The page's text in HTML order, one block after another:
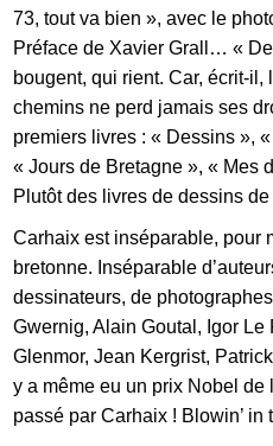
73, tout va bien », avec le
Préface de Xavier Grall… «
bougent, qui rient. Car, écrit-il,
chemins ne perd jamais ses
premiers livres : « Dessins »,
« Jours de Bretagne », « Mes
Plutôt des livres de dessins de
Carhaix est inséparable, pour
bretonne. Inséparable
dessinateurs, de
Gwernig, Alain Goutal, Igor Le
Glenmor, Jean Kergrist,
y a même eu un prix Nobel
passé par Carhaix ! Blowin’ in